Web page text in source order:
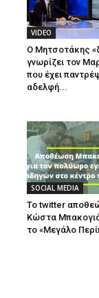
VIDEO
Ο Μητσοτάκης
γνωρίζει τον
που έχει
αδελφή...
SOCIAL MEDIA
Το twitter
Κώστα
το «Μεγάλο